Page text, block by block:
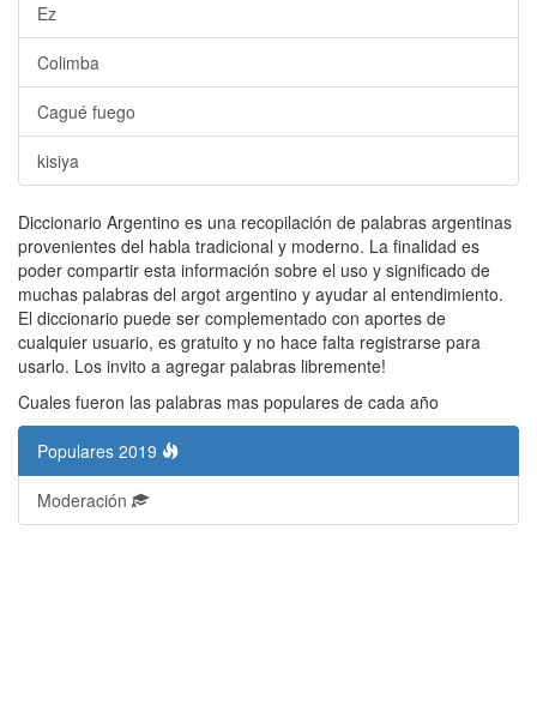
Ez
Colimba
Cagué fuego
kisiya
Diccionario Argentino es una recopilación de palabras argentinas
provenientes del habla tradicional y moderno. La finalidad es
poder compartir esta información sobre el uso y significado de
muchas palabras del argot argentino y ayudar al entendimiento.
El diccionario puede ser complementado con aportes de
cualquier usuario, es gratuito y no hace falta registrarse para
usarlo. Los invito a agregar palabras libremente!
Cuales fueron las palabras mas populares de cada año
Populares 2019
Moderación